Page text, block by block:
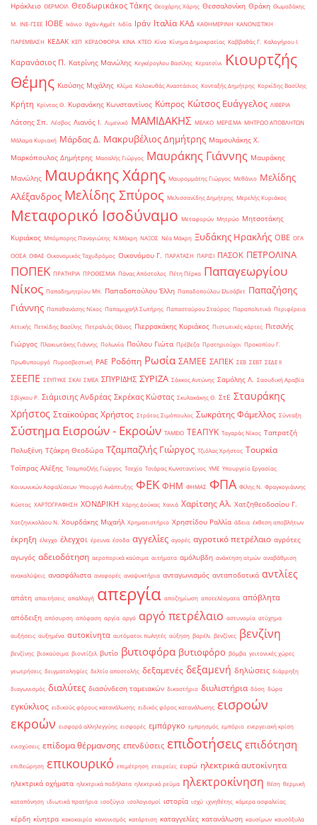
Ηράκλειο ΘΕΡΜΟΙΛ Θεοδωρικάκος Τάκης Θεοχάρης Χάρης Θεσσαλονίκη Θράκη Θωμαδάκης
Μ. ΙΝΕ-ΓΣΕΕ ΙΟΒΕ Ικόνιο Ιλχάν Αχμέτ Ινδία Ιράν Ιταλία ΚΑΔ ΚΑΘΗΜΕΡΙΝΗ ΚΑΝΟΝΙΣΤΙΚΗ
ΠΑΡΕΜΒΑΣΗ ΚΕΔΑΚ ΚΕΠ ΚΕΡΔΟΦΟΡΙΑ ΚΙΝΑ ΚΤΕΟ Κίνα Κίνημα Δημοκρατίας Καββαθάς Γ. Καλογήρου Ι.
Καρανάσιος Π. Κατρίνης Μανώλης Κεγκέρογλου Βασίλης Κερατσίνι
Κιουρτζής
Θέμης Κιούσης Μιχάλης Κλίμα Κολοκυθάς Αναστάσιος Κονταξής Δημήτρης Κορκίδης Βασίλης
Κρήτη Κρίντας Θ. Κυρανάκης Κωνσταντίνος Κύπρος Κώτσος Ευάγγελος ΛΙΒΕΡΙΑ
Λάτσης Σπ. Λέσβος Λιανός Ι. Λιμενικό ΜΑΜΙΔΑΚΗΣ ΜΕΛΚΟ ΜΕΡΙΣΜΑ ΜΗΤΡΩΟ ΑΠΟΒΛΗΤΩΝ
Μάλαμα Κυριακή Μάρδας Δ. Μακρυβέλιος Δημήτρης Μαμουλάκης Χ.
Μαρκόπουλος Δημήτρης Μασαλής Γιώργος Μαυράκης Γιάννης Μαυράκης
Μανώλης Μαυράκης Χάρης Μαυρομμάτης Γιώργος Μεθάνιο Μελίδης
Αλέξανδρος Μελίδης Σπύρος Μελισσανίδης Δημήτρης Μερελής Κυριάκος
Μεταφορικό Ισοδύναμο Μεταφορών Μητρώο Μητσοτάκης
Κυριάκος Μπόμπορης Παναγιώτης Ν.Μάκρη ΝΑΞΟΣ Νέα Μάκρη Ξυδάκης Ηρακλής ΟΒΕ ΟΓΑ
ΟΟΣΑ ΟΦΑΕ Οικονομικός Ταχυδρόμος Οικονόμου Γ. ΠΑΡΑΤΑΣΗ ΠΑΡΙΣΙ ΠΑΣΟΚ ΠΕΤΡΟΛΙΝΑ
ΠΟΠΕΚ ΠΡΑΤΗΡΙΑ ΠΡΟΘΕΣΜΙΑ Πάνας Απόστολος Πέτη Πέρκα Παπαγεωργίου
Νίκος Παπαδημητρίου Μπ. Παπαδοπούλου Έλλη Παπαδοπούλου Ελισάβετ Παπαζήσης
Γιάννης Παπαθανάσης Νίκος Παπαμιχαήλ Σωτήρης Παπασταύρου Σταύρος Παραπολιτικά Περιφέρεια
Αττικής Πετκίδης Βασίλης Πετραλιάς Θάνος Πιερρακάκης Κυριάκος Πιστωτικές κάρτες Πιτσιλής
Γιώργος Πλακιωτάκης Γιάννης Πολωνία Πούλου Γιώτα Πρέβεζα Πρατηριούχοι Προκοπίου Γ.
Πρωθυπουργό Πυροσβεστική ΡΑΕ Ροδόπη Ρωσία ΣΑΜΕΕ ΣΑΠΕΚ ΣΕΒ ΣΕΒΤ ΣΕΔΕ ΙΙ
ΣΕΕΠΕ ΣΕΥΠΥΚΕ ΣΚΑΙ ΣΜΕΑ ΣΠΥΡΙΔΗΣ ΣΥΡΙΖΑ Σάκκος Αντώνης Σαμόλης Λ. Σαουδική Αραβία
Σβίγκου Ρ. Σιάμισιης Ανδρέας Σκρέκας Κώστας Σκυλακάκης Θ. ΣτΕ Σταυράκης
Χρήστος Σταϊκούρας Χρήστος Στράτος Σιμόπουλος Σωκράτης Φάμελλος Σύνταξη
Σύστημα Εισροών - Εκροών ΤΑΜΕΙΟ ΤΕΑΠΥΚ Ταγαράς Νίκος Ταπρατζή
Πολυξένη Τζάκρη Θεοδώρα Τζαμπαζλής Γιώργος Τζιόλας Χρήστος Τουρκία
Τσίπρας Αλέξης Τσαμπαζλής Γιώργος Τσεχία Τσιάρας Κωνσταντίνος ΥΜΕ Υπουργείο Εργασίας
Κοινωνικών Ασφαλίσεων Υπουργό Ανάπτυξης ΦΕΚ ΦΗΜ ΦΗΜΑΣ ΦΠΑ Φίλης Ν. Φραγκογιάννης
Κώστας ΧΑΡΤΟΓΡΑΦΗΣΗ ΧΟΝΔΡΙΚΗ Χάρης Δούκας Χανιά Χαρίτσης Αλ. Χατζηθεοδοσίου Γ.
Χατζηνικολάου Ν. Χουρδάκης Μιχαήλ Χρηματιστήριο Χρηστίδου Ραλλία άδεια έκθεση αποβλήτων
έκρηξη έλεγχο έλεγχοι έρευνα έσοδα αγγελίες αγορές αγροτικό πετρέλαιο αγρότες
αγωγός αδειοδότηση αεροπορικά καύσιμα αιτήματα αμόλυβδη ανάκτηση ατμών αναβάθμιση
ανακαλύψεις ανασφάλιστα αναφορές αναψυκτήρια ανταγωνισμός ανταποδοτικά αντλίες
απάτη απαιτήσεις απαλλαγή απεργία αποζημίωση αποτελέσματα απόβλητα
απόδειξη απόσυρση απόφαση αργία αργό αργό πετρέλαιο αστυνομία ατύχημα
αυξήσεις αυξημένα αυτοκίνητα αυτόματοι πωλητές αύξηση βαρέλι βενζίνες βενζίνη
βενζίνης βιοκαύσιμα βιοντίζελ βυτίο βυτιοφόρα βυτιοφόρο βόμβα γειτονικές χώρες
γεωτρήσεις δειγματοληψίες δελτίο αποστολής δεξαμενές δεξαμενή δηλώσεις διάρρηξη
διαγωνισμός διαλύτες διασύνδεση ταμειακών δικαστήριο διυλιστήρια δόση δώρα
εγκύκλιος ειδικούς φόρους κατανάλωσης ειδικός φόρος κατανάλωσης εισροών
εκροών εισφορά αλληλεγγύης εισφορές εμπάργκο εμπρησμός εμπόριο ενεργειακή κρίση
ενισχύσεις επίδομα θέρμανσης επενδύσεις επιδοτήσεις επιδότηση
επιθεώρηση επικουρικό επιμέτρηση εταιρείες ευρώ ηλεκτρικά αυτοκίνητα
ηλεκτρικά οχήματα ηλεκτρικά ποδήλατα ηλεκτρικό ρεύμα ηλεκτροκίνηση θέση θερμική
καταπόνηση ιδιωτικά πρατήρια ισοζύγιο ισολογισμοί ιστορία ισχύ ιχνηθέτης κάμερα ασφαλείας
κέρδη κίνητρα κακοκαιρία κανονισμός κατάρτιση καταγγελίες κατανάλωση καυσίμων καυσόξυλα